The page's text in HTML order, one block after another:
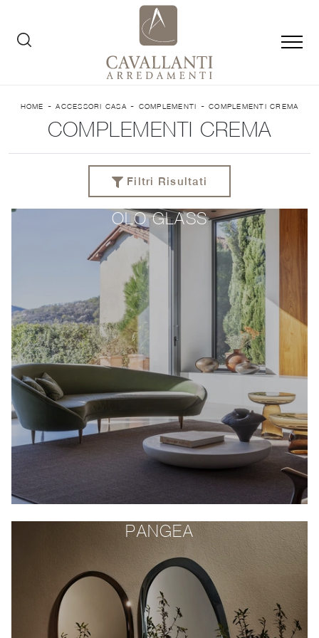
HOME -ACCESSORI CASA - COMPLEMENTI -COMPLEMENTI CREMA
COMPLEMENTI CREMA
Filtri Risultati
OLO GLASS
PANGEA